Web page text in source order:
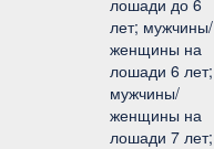
лошади до 6
лет; мужчины/
женщины на
лошади 6 лет;
мужчины/
женщины на
лошади 7 лет;